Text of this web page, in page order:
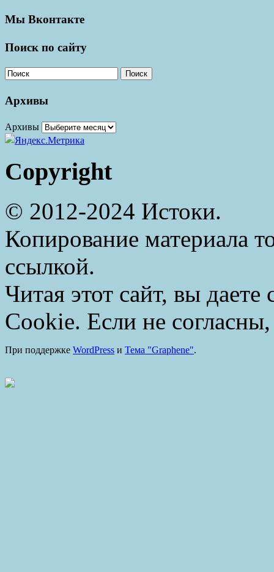
Мы Вконтакте
Поиск по сайту
Поиск
Архивы
Архивы
Copyright
© 2012-2024 Истоки.
Копирование материала
ссылкой.
Читая этот сайт, вы даете
Cookie. Если не
При поддержке WordPress и Тема "Graphene".